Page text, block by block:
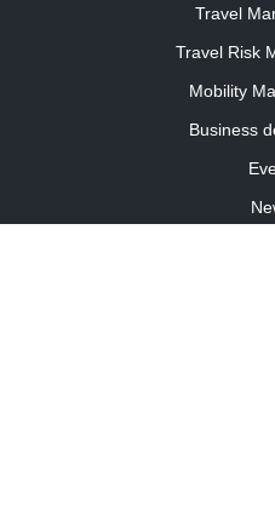
Travel
Travel Risk
Mobility
Business